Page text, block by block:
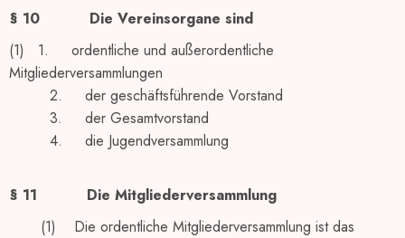
§ 10
Die Vereinsorgane sind
(1) 1. ordentliche und außerordentliche
Mitgliederversammlungen
2. der geschäftsführende Vorstand
3. der Gesamtvorstand
4. die Jugendversammlung
§ 11
Die Mitgliederversammlung
(1) Die ordentliche Mitgliederversammlung ist das